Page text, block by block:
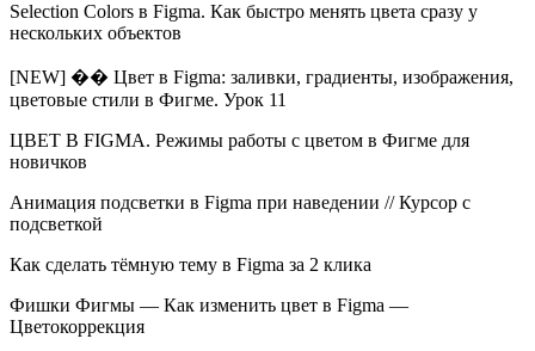
Selection Colors в Figma. Как быстро менять цвета сразу у
нескольких объектов
[NEW] �� Цвет в Figma: заливки, градиенты, изображения,
цветовые стили в Фигме. Урок 11
ЦВЕТ В FIGMA. Режимы работы с цветом в Фигме для
новичков
Анимация подсветки в Figma при наведении // Курсор с
подсветкой
Как сделать тёмную тему в Figma за 2 клика
Фишки Фигмы — Как изменить цвет в Figma —
Цветокоррекция